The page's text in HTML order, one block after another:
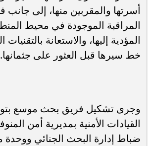
أسرتها والمقربين منها، إلى
المراقبة الموجودة في محيط
المؤدية إليها، والاستعانة بالتقنيات
خط سيرها قبل العثور على جثمانها.
وجرى تشكيل فريق بحث موسع
القيادات الأمنية بمديرية أمن
ضباط إدارة البحث الجنائي ووحدة